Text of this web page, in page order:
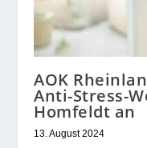
AOK
Anti-Stress-
Homfeldt an
13. August 2024